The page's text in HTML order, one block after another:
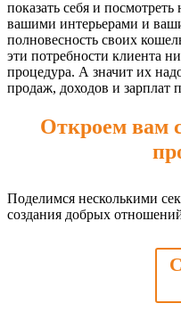
показать себя и посмотреть
вашими интерьерами и
полновесность своих
эти потребности клиента
процедура. А значит их
продаж, доходов и зарплат
Откроем вам
Поделимся несколькими
создания добрых